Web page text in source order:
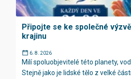
Připojte se ke společné
krajinu
6. 8. 2026
Milí spoluobjevitelé této planety,
Stejně jako je lidské tělo z velké